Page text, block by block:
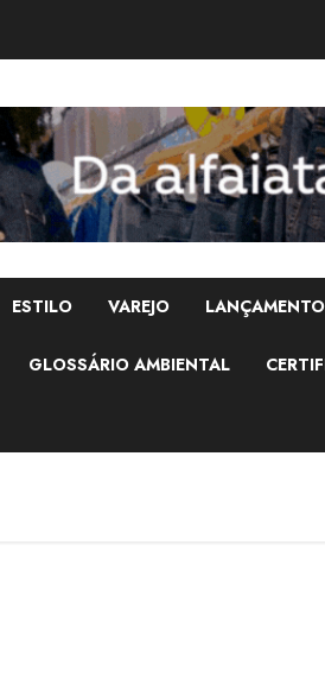
ESTILO VAREJO
GLOSSÁRIO AMBIENTAL